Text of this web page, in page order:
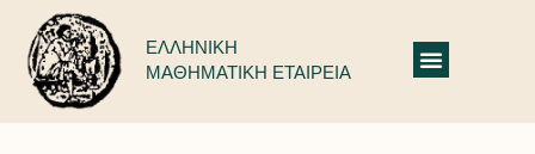
ΕΛΛΗΝΙΚΗ
ΜΑΘΗΜΑΤΙΚΗ ΕΤΑΙΡΕΙΑ